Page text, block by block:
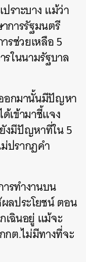
ราะบาง แม้ว่า
การรัฐมนตรี
รช่วยเหลือ 5
รในนามรัฐบาล
อกมานั้นมีปัญหา
เข้ามาชี้แจง
งมีปัญหาที่ใน 5
ปรากฏคำ
รทำงานบน
ลประโยชน์ ตอน
เฉินอยู่ แม้จะ
ต.ไม่มีทางที่จะ